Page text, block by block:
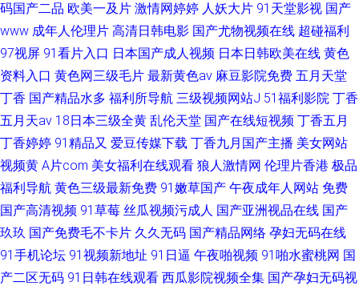
码国产二品 欧美一及片 激情网婷婷 人妖大片 91天堂影视 国产
www 成年人伦理片 高清日韩电影 国产尤物视频在线 超碰福利
97视屏 91看片入口 日本国产成人视频 日本日韩欧美在线 黄色
资料入口 黄色网三级毛片 最新黄色av 麻豆影院免费 五月天堂
丁香 国产精品水多 福利所导航 三级视频网站J 51福利影院 丁香
五月天av 18日本三级全黄 乱伦天堂 国产在线短视频 丁香五月
丁香婷婷 91精品又 爱豆传媒下载 丁香九月国产主播 美女网站
视频黄 A片com 美女福利在线观看 狼人激情网 伦理片香港 极品
福利导航 黄色三级最新免费 91嫩草国产 午夜成年人网站 免费
国产高清视频 91草莓 丝瓜视频污成人 国产亚洲视品在线 国产
玖玖 国产免费毛不卡片 久久无码 国产精品网络 孕妇无码在线
91手机论坛 91视频新地址 91日逼 午夜啪视频 91啪水蜜桃网 国
产二区无码 91日韩在线观看 西瓜影院视频全集 国产孕妇无码视